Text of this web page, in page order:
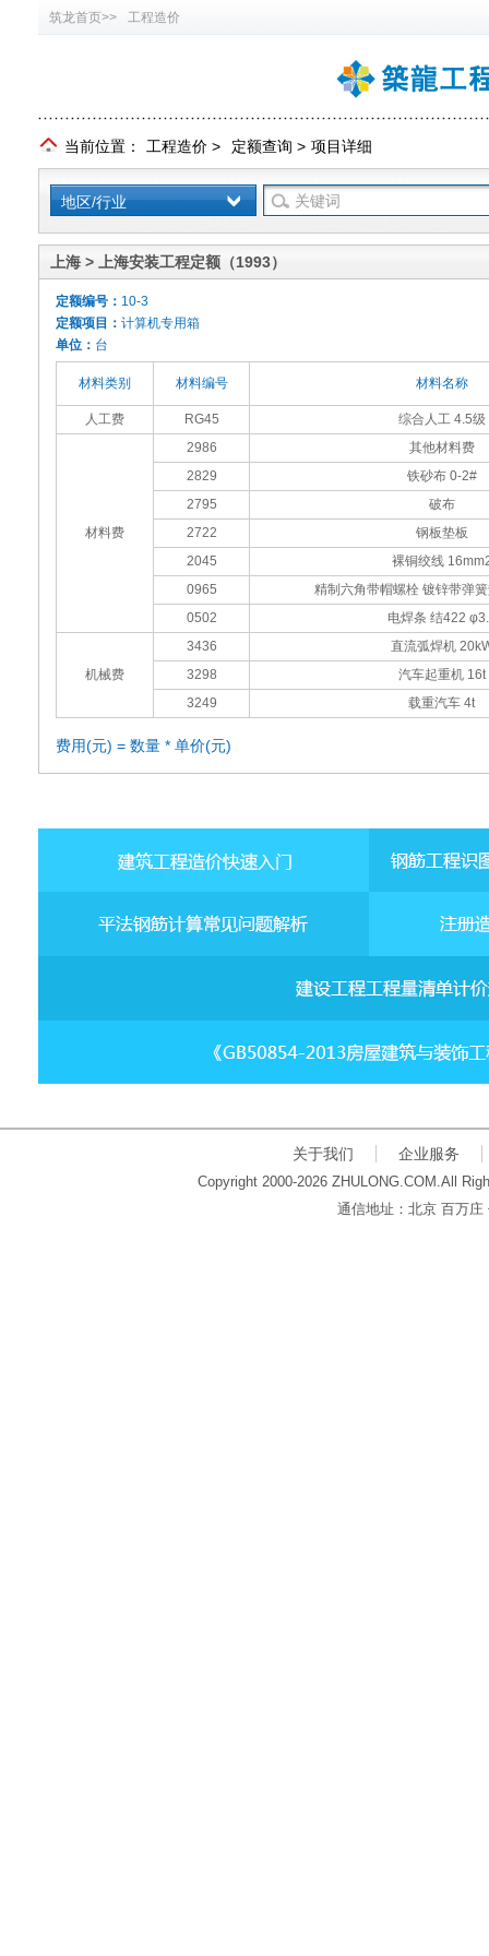
筑龙首页>> 工程造价
当前位置： 工程造价 > 定额查询 > 项目详细
地区/行业
上海 > 上海安装工程定额（1993）
定额编号： 10-3
定额项目： 计算机专用箱
单位： 台
材料类别 材料编号 材料名称
人工费 RG45 综合人工 4.5级
材料费
2986
其他材料费
2829
铁砂布 0-2#
2795
破布
2722
钢板垫板
2045
裸铜绞线
0965
精制六角带帽螺栓 镀锌带弹
0502
电焊条 结422
机械费
3436
直流弧焊机
3298
汽车起重机 16t
3249
载重汽车 4t
费用(元) = 数量 * 单价(元)
关于我们 企业服务
Copyright 2000-2026 ZHULONG.COM.All
通信地址：北京 百万